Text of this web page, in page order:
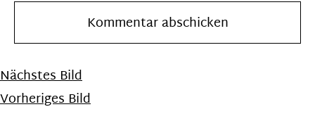
Nächstes Bild
Vorheriges Bild